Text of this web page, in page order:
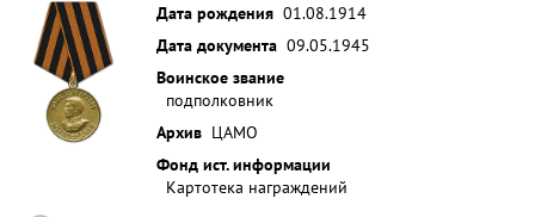
Дата рождения 01.08.1914
Дата документа 09.05.1945
Воинское звание
подполковник
Архив ЦАМО
Фонд ист. информации
Картотека награждений